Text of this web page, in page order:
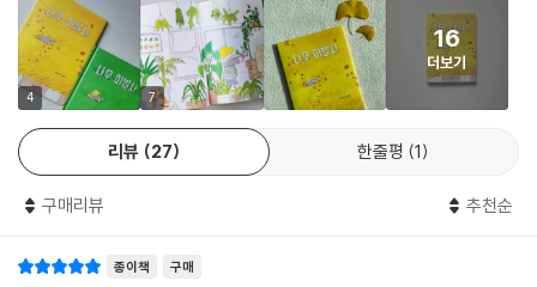
여금 거리의 가로수를 보며 미용실 놀이를 하듯 자유로운 이야기를 펼칠
수 있게 해 어린이들의 주변을 관찰하는 힘과 창의적 사고를 발달하게 한
다.
“우리는 매일매일 자라니까요, 뾱!”
잘려 나가는 것에 대한 공포가 있다. 따라서 많은 육아 전문가들은 아이에
중요하다고 조언한다. 이 책은 머리카락을 자르는 것을 무서워하거나, 새
4 7
16
더보기
리뷰 27 한줄평 1
구매리뷰 추천순
종이책 구매